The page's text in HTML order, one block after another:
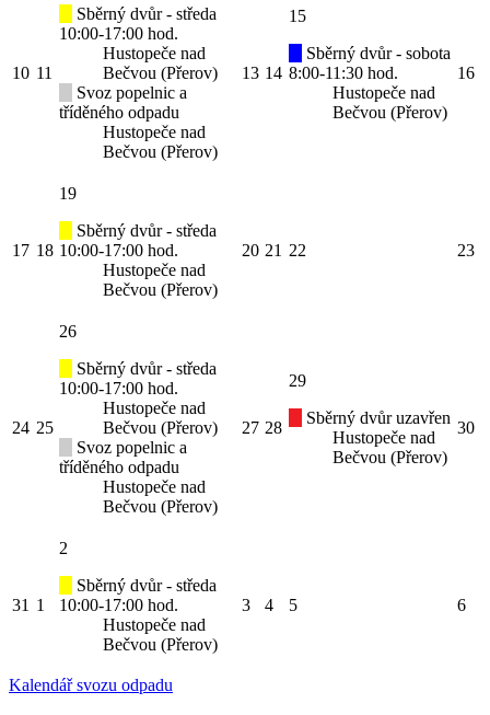
10 11
Sběrný dvůr - středa
10:00-17:00 hod.
Hustopeče nad
Bečvou (Přerov)
Svoz popelnic a
tříděného odpadu
Hustopeče nad
Bečvou (Přerov)
13 14
15
Sběrný dvůr - sobota
8:00-11:30 hod.
Hustopeče nad
Bečvou (Přerov)
16
17 18
19
Sběrný dvůr - středa
10:00-17:00 hod.
Hustopeče nad
Bečvou (Přerov)
20 21 22 23
24 25
26
Sběrný dvůr - středa
10:00-17:00 hod.
Hustopeče nad
Bečvou (Přerov)
Svoz popelnic a
tříděného odpadu
Hustopeče nad
Bečvou (Přerov)
27 28
29
Sběrný dvůr uzavřen
Hustopeče nad
Bečvou (Přerov)
30
31 1
2
Sběrný dvůr - středa
10:00-17:00 hod.
Hustopeče nad
Bečvou (Přerov)
3 4 5 6
Kalendář svozu odpadu